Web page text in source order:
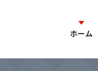
ホーム